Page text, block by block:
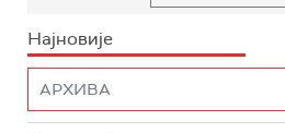
Најновије